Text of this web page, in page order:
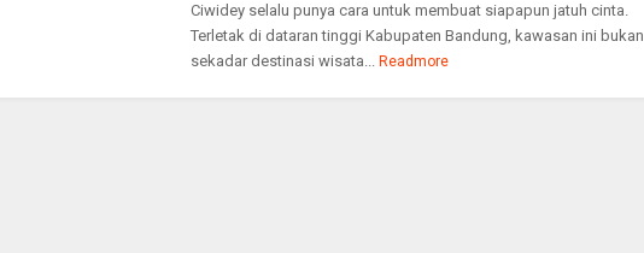
Ciwidey selalu punya cara untuk membuat siapapun jatuh cinta.
Terletak di dataran tinggi Kabupaten Bandung, kawasan ini bukan
sekadar destinasi wisata... Readmore